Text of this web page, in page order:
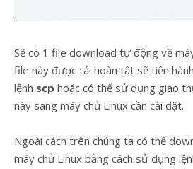
Sẽ có 1 file download tự động về
file này được tải hoàn tất sẽ tiến
lệnh scp hoặc có thể sử dụng giao
này sang máy chủ Linux cần cài đặt.
Ngoài cách trên chúng ta có thể
máy chủ Linux bằng cách sử dụng